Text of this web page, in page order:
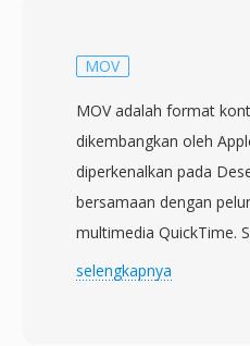
MOV
MOV adalah format
dikembangkan oleh
diperkenalkan pada
bersamaan dengan
multimedia QuickTime.
QuickTime, MOV
selengkapnya